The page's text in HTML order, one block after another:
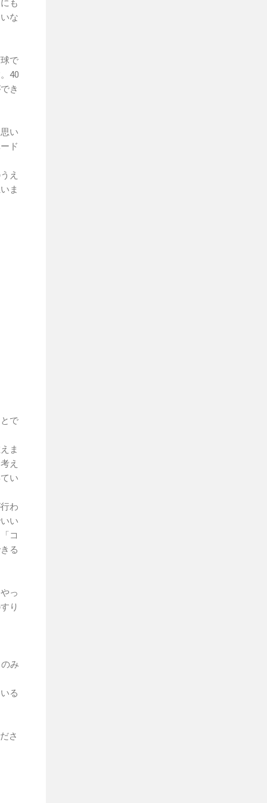
も
な
で
40
き
い
ド
え
ま
で
ま
え
い
わ
い
コ
る
っ
り
み
る
さ